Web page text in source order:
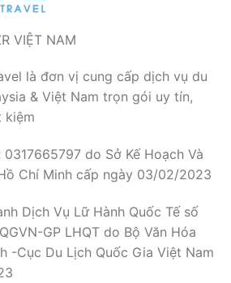
VIỆT NAM
là đơn vị cung cấp dịch vụ du
& Việt Nam trọn gói uy tín,
kiệm
do Sở Kế Hoạch Và
Chí Minh cấp ngày 03/02/2023
Dịch Vụ Lữ Hành Quốc Tế số
GP LHQT do Bộ Văn Hóa
-Cục Du Lịch Quốc Gia Việt Nam